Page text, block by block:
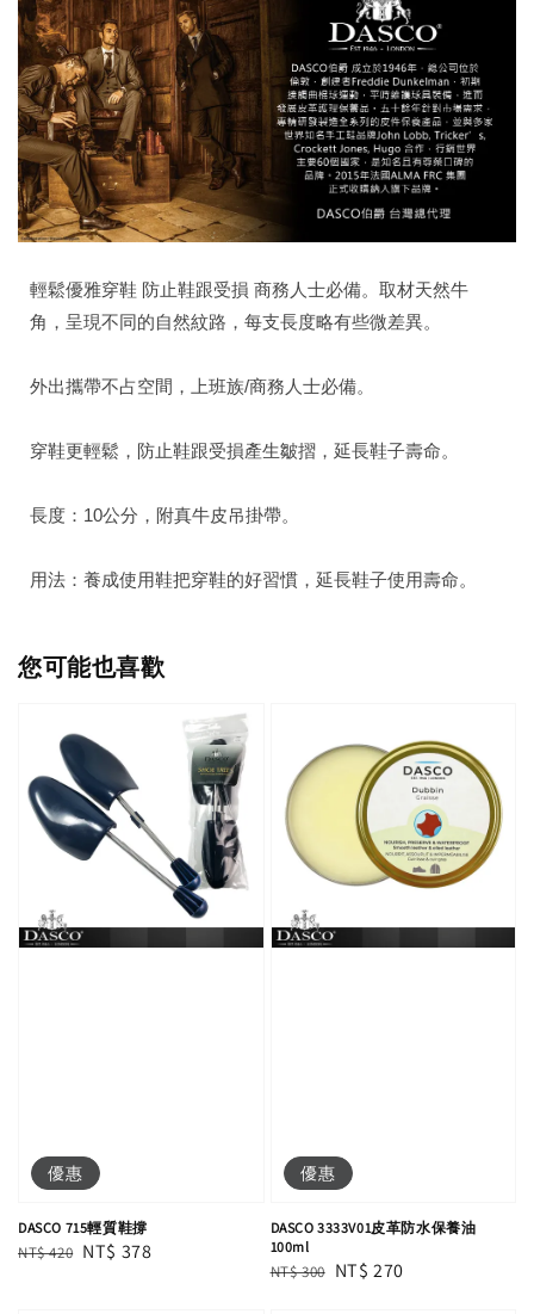
輕鬆優雅穿鞋 防止鞋跟受損 商務人士必備。取材天然牛
角，呈現不同的自然紋路，每支長度略有些微差異。
外出攜帶不占空間，上班族/商務人士必備。
穿鞋更輕鬆，防止鞋跟受損產生皺摺，延長鞋子壽命。
長度：10公分，附真牛皮吊掛帶。
用法：養成使用鞋把穿鞋的好習慣，延長鞋子使用壽命。
您可能也喜歡
優惠
DASCO 715輕質鞋撐
Regular
NT$ 420 Sale
NT$ 378
優惠
DASCO 3333V01皮革防水保養油
100ml
Regular
NT$ 300 Sale
NT$ 270